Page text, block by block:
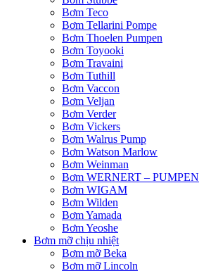
Bơm Teco
Bơm Tellarini Pompe
Bơm Thoelen Pumpen
Bơm Toyooki
Bơm Travaini
Bơm Tuthill
Bơm Vaccon
Bơm Veljan
Bơm Verder
Bơm Vickers
Bơm Walrus Pump
Bơm Watson Marlow
Bơm Weinman
Bơm WERNERT – PUMPEN
Bơm WIGAM
Bơm Wilden
Bơm Yamada
Bơm Yeoshe
Bơm mỡ chịu nhiệt
Bơm mỡ Beka
Bơm mỡ Lincoln